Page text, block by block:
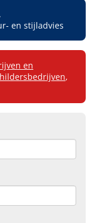
en stijladvies
en
,